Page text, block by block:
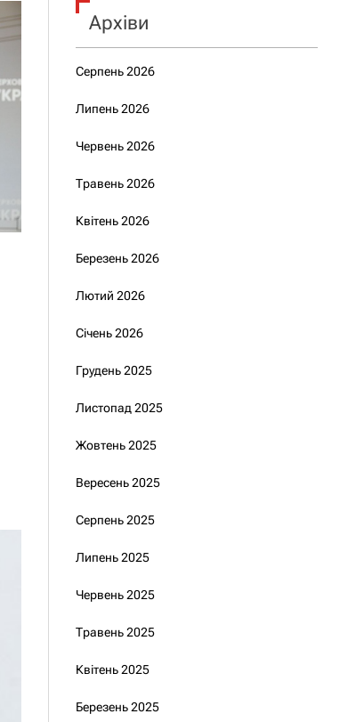
Архіви
Серпень 2026
Липень 2026
Червень 2026
Травень 2026
Квітень 2026
Березень 2026
Лютий 2026
Січень 2026
Грудень 2025
Листопад 2025
Жовтень 2025
Вересень 2025
Серпень 2025
Липень 2025
Червень 2025
Травень 2025
Квітень 2025
Березень 2025